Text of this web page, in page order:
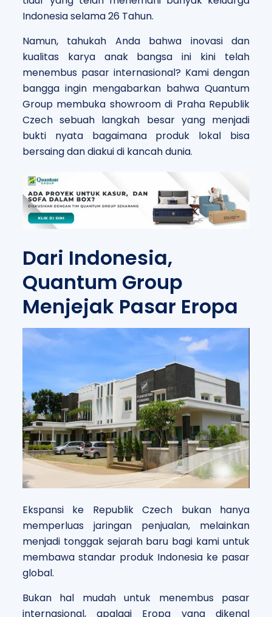
Indonesia selama 26 Tahun.
Namun, tahukah Anda bahwa inovasi dan
kualitas karya anak bangsa ini kini telah
menembus pasar internasional? Kami dengan
bangga ingin mengabarkan bahwa Quantum
Group membuka showroom di Praha Republik
Czech sebuah langkah besar yang menjadi
bukti nyata bagaimana produk lokal bisa
bersaing dan diakui di kancah dunia.
Dari Indonesia,
Quantum Group
Menjejak Pasar Eropa
Ekspansi ke Republik Czech bukan hanya
memperluas jaringan penjualan, melainkan
menjadi tonggak sejarah baru bagi kami untuk
membawa standar produk Indonesia ke pasar
global.
Bukan hal mudah untuk menembus pasar
internasional, apalagi Eropa yang dikenal